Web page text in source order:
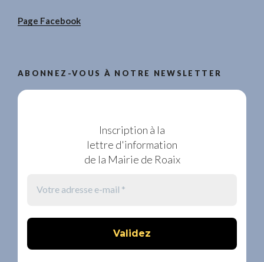
Page Facebook
ABONNEZ-VOUS À NOTRE NEWSLETTER
Inscription à la
lettre d'information
de la Mairie de Roaix